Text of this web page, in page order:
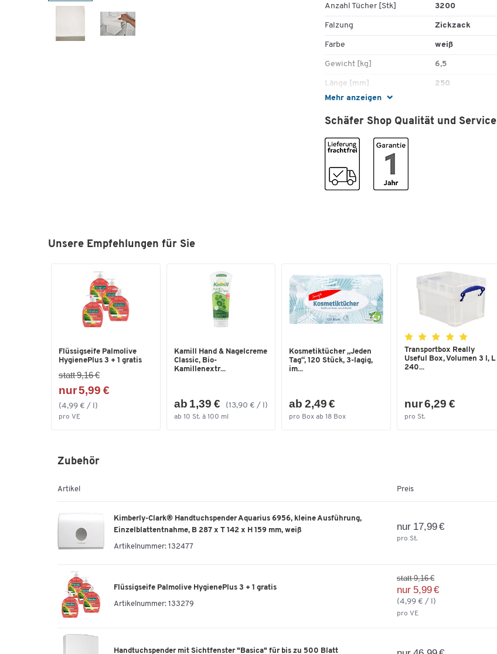
Mehr anzeigen
Anzahl Tücher [Stk] 3200
Falzung Zickzack
Farbe weiß
Gewicht [kg] 6,5
Länge [mm] 250
Material
Qualität Krepp 2-lagig
VE
Maße
Breite [mm]
Schäfer Shop Qualität und Service
Unsere Empfehlungen für Sie
Flüssigseife Palmolive
HygienePlus 3 + 1 gratis
statt 9,16 €
nur 5,99 €
(4,99 € / l)
pro VE
Kamill Hand & Nagelcreme
Classic, Bio-
Kamillenextr...
ab 1,39 € (13,90 € / l)
ab 10 St. à 100 ml
Kosmetiktücher „Jeden
Tag“, 120 Stück, 3-lagig,
im...
ab 2,49 €
pro Box ab 18 Box
Transportbox Really
Useful Box, Volumen 3 l, L
240...
nur 6,29 €
pro St.
Zubehör
Artikel Preis
Kimberly-Clark® Handtuchspender Aquarius 6956, kleine Ausführung,
Einzelblattentnahme, B 287 x T 142 x H 159 mm, weiß
Artikelnummer: 132477
nur 17,99 €
pro St.
Flüssigseife Palmolive HygienePlus 3 + 1 gratis
Artikelnummer: 133279
statt 9,16 €
nur 5,99 €
(4,99 € / l)
pro VE
Handtuchspender mit Sichtfenster "Basica" für bis zu 500 Blatt